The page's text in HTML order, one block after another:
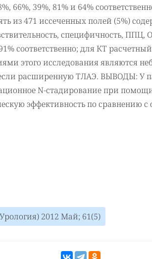
66%, 39%, 81% и 64%
из 471 иссеченных полей (5%)
специфичность,
соответственно; для КТ
этого исследования являются
расширенную ТЛАЭ. ВЫВОДЫ: У
N-стадирование при
эффективность по сравнению
2012 Май; 61(5)